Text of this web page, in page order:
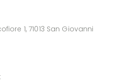
1, 71013 San Giovanni